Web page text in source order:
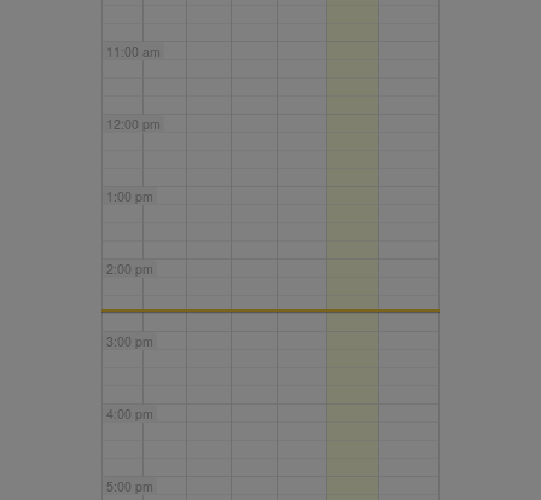
11:00 am
12:00 pm
1:00 pm
2:00 pm
3:00 pm
4:00 pm
5:00 pm